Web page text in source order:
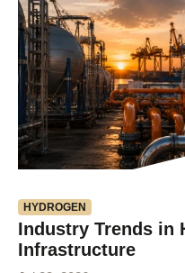
HYDROGEN
Industry Trends in
Infrastructure